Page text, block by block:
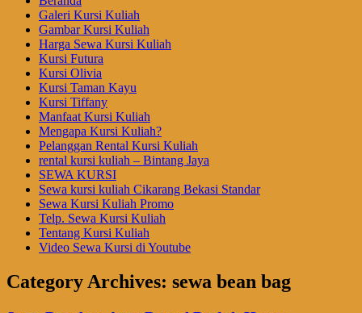
Galeri Kursi Kuliah
Gambar Kursi Kuliah
Harga Sewa Kursi Kuliah
Kursi Futura
Kursi Olivia
Kursi Taman Kayu
Kursi Tiffany
Manfaat Kursi Kuliah
Mengapa Kursi Kuliah?
Pelanggan Rental Kursi Kuliah
rental kursi kuliah – Bintang Jaya
SEWA KURSI
Sewa kursi kuliah Cikarang Bekasi Standar
Sewa Kursi Kuliah Promo
Telp. Sewa Kursi Kuliah
Tentang Kursi Kuliah
Video Sewa Kursi di Youtube
Category Archives: sewa bean bag